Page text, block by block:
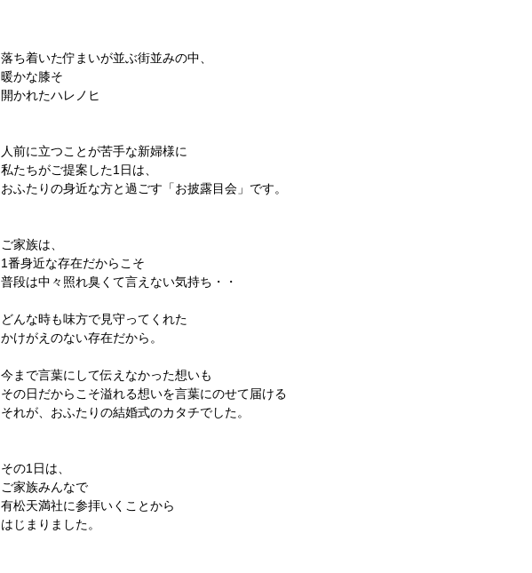
落ち着いた佇まいが並ぶ街並みの中、
暖かな膝そ
開かれたハレノヒ
人前に立つことが苦手な新婦様に
私たちがご提案した1日は、
おふたりの身近な方と過ごす「お披露目会」です。
ご家族は、
1番身近な存在だからこそ
普段は中々照れ臭くて言えない気持ち・・
どんな時も味方で見守ってくれた
かけがえのない存在だから。
今まで言葉にして伝えなかった想いも
その日だからこそ溢れる想いを言葉にのせて届ける
それが、おふたりの結婚式のカタチでした。
その1日は、
ご家族みんなで
有松天満社に参拝いくことから
はじまりました。